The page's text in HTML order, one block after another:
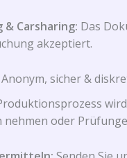
Carsharing: Das
akzeptiert.
sicher &
nehmen oder